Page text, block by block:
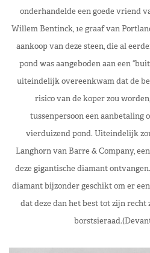
onderhandelde een goede vriend
Willem Bentinck, 1e graaf van
aankoop van deze steen, die al
pond was aangeboden aan een“
uiteindelijk overeenkwam dat de
risico van de koper zou
tussenpersoon een aanbetaling
vierduizend pond. Uiteindelijk
Langhorn vanBarre & Company,
deze gigantische diamant
diamant bijzonder geschikt om er
dat deze dan het best tot zijn recht
borstsieraad.(Dev